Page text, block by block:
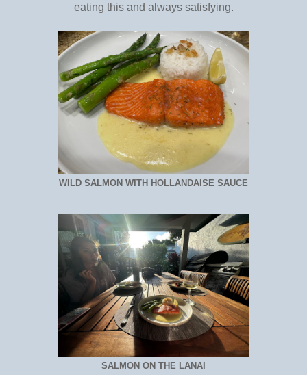
eating this and always satisfying.
WILD SALMON WITH HOLLANDAISE SAUCE
SALMON ON THE LANAI